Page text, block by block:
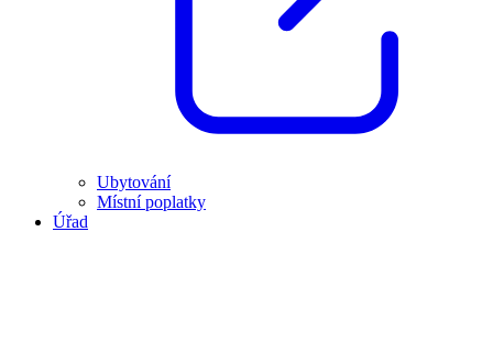
Ubytování
Místní poplatky
Úřad